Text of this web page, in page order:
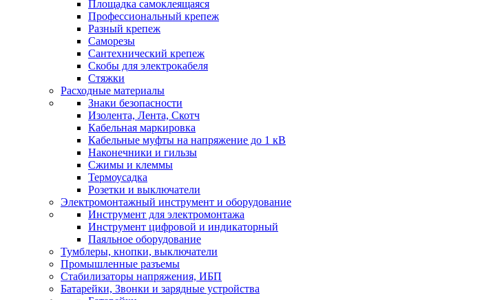
Площадка самоклеящаяся
Профессиональный крепеж
Разный крепеж
Саморезы
Сантехнический крепеж
Скобы для электрокабеля
Стяжки
Расходные материалы
Знаки безопасности
Изолента, Лента, Скотч
Кабельная маркировка
Кабельные муфты на напряжение до 1 кВ
Наконечники и гильзы
Сжимы и клеммы
Термоусадка
Розетки и выключатели
Электромонтажный инструмент и оборудование
Инструмент для электромонтажа
Инструмент цифровой и индикаторный
Паяльное оборудование
Тумблеры, кнопки, выключатели
Промышленные разъемы
Стабилизаторы напряжения, ИБП
Батарейки, Звонки и зарядные устройства